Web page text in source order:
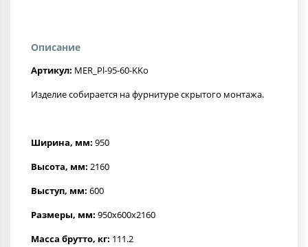
Описание
Артикул: MER_Pl-95-60-KKo
Изделие собирается на фурнитуре скрытого монтажа.
Ширина, мм: 950
Высота, мм: 2160
Выступ, мм: 600
Размеры, мм: 950x600x2160
Масса брутто, кг: 111.2